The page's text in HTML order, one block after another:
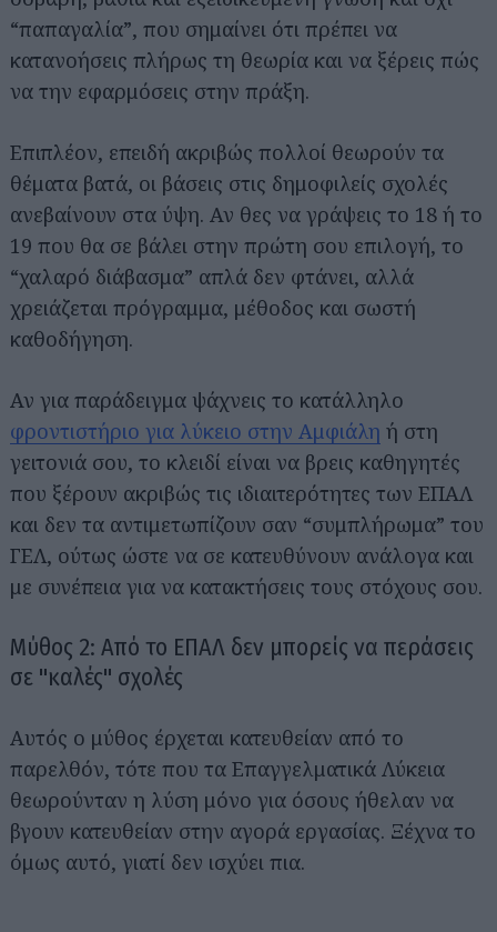
“παπαγαλία”, που σημαίνει ότι πρέπει να
κατανοήσεις πλήρως τη θεωρία και να ξέρεις πώς
να την εφαρμόσεις στην πράξη.
Επιπλέον, επειδή ακριβώς πολλοί θεωρούν τα
θέματα βατά, οι βάσεις στις δημοφιλείς σχολές
ανεβαίνουν στα ύψη. Αν θες να γράψεις το 18 ή το
19 που θα σε βάλει στην πρώτη σου επιλογή, το
“χαλαρό διάβασμα” απλά δεν φτάνει, αλλά
χρειάζεται πρόγραμμα, μέθοδος και σωστή
καθοδήγηση.
Αν για παράδειγμα ψάχνεις το κατάλληλο
φροντιστήριο για λύκειο στην Αμφιάλη ή στη
γειτονιά σου, το κλειδί είναι να βρεις καθηγητές
που ξέρουν ακριβώς τις ιδιαιτερότητες των ΕΠΑΛ
και δεν τα αντιμετωπίζουν σαν “συμπλήρωμα” του
ΓΕΛ, ούτως ώστε να σε κατευθύνουν ανάλογα και
με συνέπεια για να κατακτήσεις τους στόχους σου.
Μύθος 2: Από το ΕΠΑΛ δεν μπορείς να περάσεις
σε "καλές" σχολές
Αυτός ο μύθος έρχεται κατευθείαν από το
παρελθόν, τότε που τα Επαγγελματικά Λύκεια
θεωρούνταν η λύση μόνο για όσους ήθελαν να
βγουν κατευθείαν στην αγορά εργασίας. Ξέχνα το
όμως αυτό, γιατί δεν ισχύει πια.